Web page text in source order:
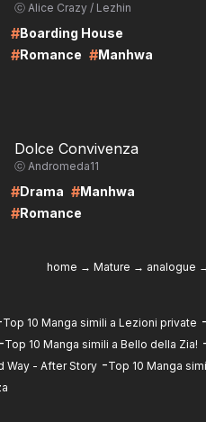
ⓒ Alice Crazy / Lezhin
#Boarding House
#Romance #Manhwa
Dolce Convivenza
ⓒ Andromeda11
#Drama #Manhwa
#Romance
home → Mature → analogue
Top 10 Manga simili a Lezioni private -
-Top 10 Manga simili a Bello della Zia!
Way - After Story -Top 10 Manga